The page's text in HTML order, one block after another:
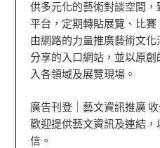
供多元化的藝術對談空間
平台，定期轉貼展覽、比
由網路的力量推廣藝術文
分享的入口網站，並以原
入各領域及展覽現場。
廣告刊登｜藝文資訊推廣
歡迎提供藝文資訊及連結
信。